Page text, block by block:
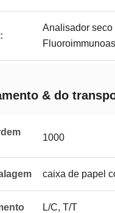
Analisador
& do
1000
caixa de papel
L/C, T/T